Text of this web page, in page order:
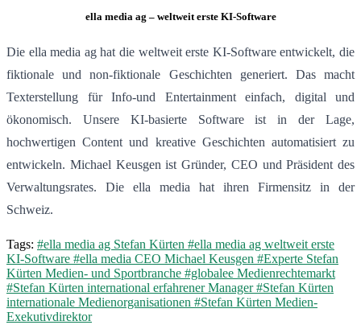
ella media ag – weltweit erste KI-Software
Die ella media ag hat die weltweit erste KI-Software entwickelt, die
fiktionale und non-fiktionale Geschichten generiert. Das macht
Texterstellung für Info-und Entertainment einfach, digital und
ökonomisch. Unsere KI-basierte Software ist in der Lage,
hochwertigen Content und kreative Geschichten automatisiert zu
entwickeln. Michael Keusgen ist Gründer, CEO und Präsident des
Verwaltungsrates. Die ella media hat ihren Firmensitz in der
Schweiz.
Tags: #ella media ag Stefan Kürten #ella media ag weltweit erste
KI-Software #ella media CEO Michael Keusgen #Experte Stefan
Kürten Medien- und Sportbranche #globalee Medienrechtemarkt
#Stefan Kürten international erfahrener Manager#Stefan Kürten
internationale Medienorganisationen #Stefan Kürten Medien-
Exekutivdirektor